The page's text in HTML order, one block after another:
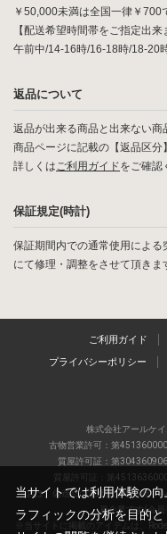
￥50,000未満は全国一律￥700
【配送希望時間帯をご指定出来
午前中/14-16時/16-18時/18-20
返品について
返品が出来る商品と出来ない商
商品ページに記載の【返品区分
詳しくはご利用ガイドをご確認
保証規定(時計)
保証期間内での通常使用によ
にて修理・調整をさせて頂きま
ご利用ガイド
プライバシーポリシー
株式会社アールケ
古物営業許可：第
質屋許可証：第
質屋許可証：第
当店は、偽造品の流通防止を目指す
員企業です(会
※当サイトに掲載のアイテムは、
当サイトでは利用体験の
ラフィックの分析を目的